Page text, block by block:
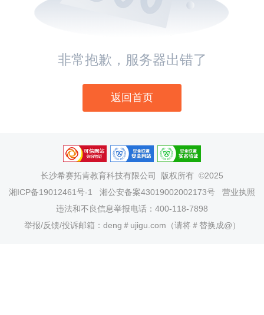
非常抱歉，服务器出错了
返回首页
长沙希赛拓肯教育科技有限公司
版权所有 ©2025
湘ICP备19012461号-1
湘公安备案43019002002173号
营业执照
违法和不良信息举报电话：400-118-7898
举报/反馈/投诉邮箱：deng＃ujigu.com（请将＃替换成@）